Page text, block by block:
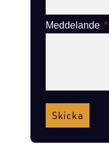
Meddelande
Skicka